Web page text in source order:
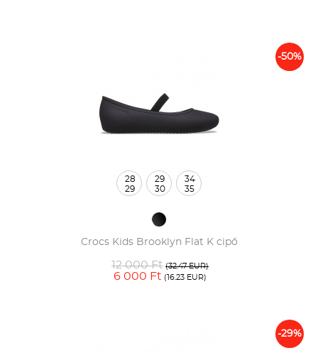
-50%
Crocs Kids Brooklyn Flat K cipő
12 000 Ft (32.47 EUR)
6 000 Ft (16.23 EUR)
28
29
29
30
34
35
-29%